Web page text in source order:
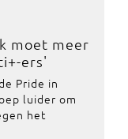
moet meer
ers'
Pride in
luider om
het